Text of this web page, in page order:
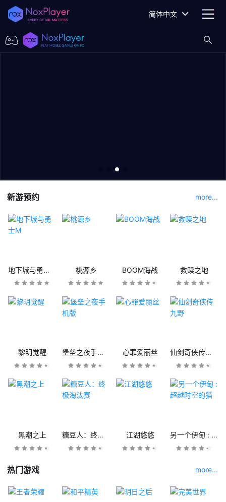
简体中文
新游预约 more...
地下城与勇士M 桃源乡 BOOM海战 救赎之地
黎明觉醒 堡垒之夜手机版 心罪爱丽丝 仙剑奇侠传九野
黑潮之上 糖豆人：终极淘汰赛 江湖悠悠 另一个伊甸 : 超越时空的猫
热门游戏 more...